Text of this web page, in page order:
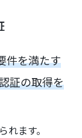
件を満たす
証の取得を
ます。